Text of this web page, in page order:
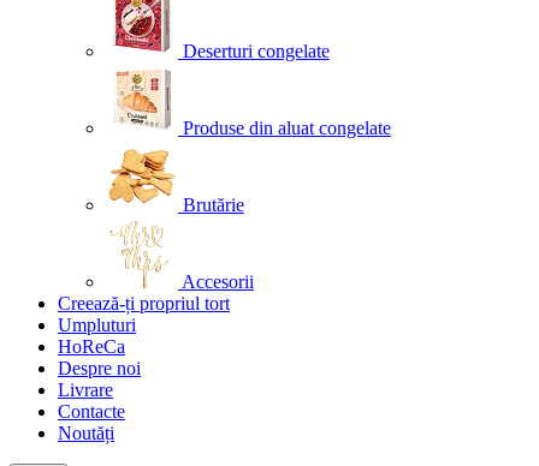
Deserturi congelate
Produse din aluat congelate
Brutărie
Accesorii
Creează-ți propriul tort
Umpluturi
HoReCa
Despre noi
Livrare
Contacte
Noutăți